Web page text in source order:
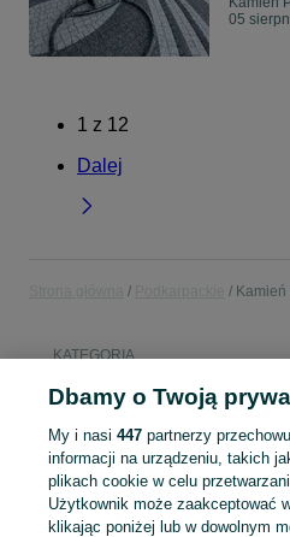
05
1 z 12
Dalej
KATEGORIA
Popularne
dzialki na sprzedaż
Dbamy o Twoją
My i nasi 447partnerzy
informacji na urządzeniu, takich
plikach cookie w celu
Użytkownik może zaakceptować
klikając poniżej lub w dowolnym